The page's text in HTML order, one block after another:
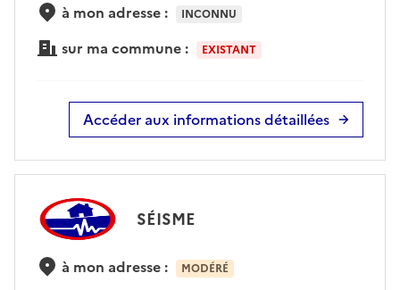
à mon adresse : INCONNU
sur ma commune : EXISTANT
Accéder aux informations détaillées
SÉISME
à mon adresse : MODÉRÉ